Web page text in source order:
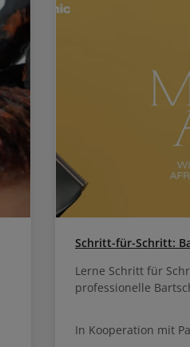
Schritt-für-Schritt:
Lerne Schritt für
professionelle
In Kooperation mit